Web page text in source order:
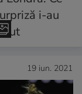
19 iun. 2021